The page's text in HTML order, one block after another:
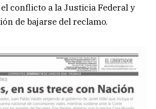
conflicto a la Justicia Federal y
de bajarse del reclamo.